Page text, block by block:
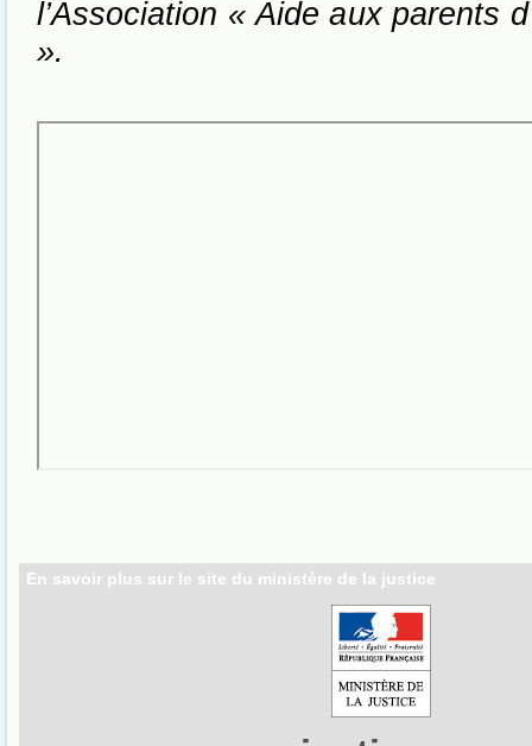
l’Association « Aide aux parents
».
En savoir plus sur le site du ministère de la justice